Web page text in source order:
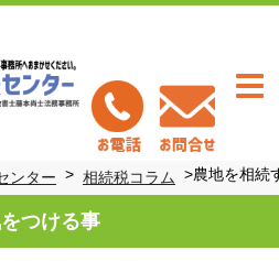
ンター > 相続税コラム >農地を相続
つける事